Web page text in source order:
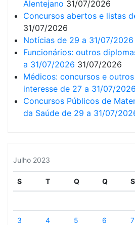
Alentejano 31/07/2026
Concursos abertos e listas
31/07/2026
Notícias de 29 a 31/07/2026
Funcionários: outros
a 31/07/2026 31/07/2026
Médicos: concursos e
interesse de 27 a 31/07/2026
Concursos Públicos de
da Saúde de 29 a 31/07/
Julho 2023
S T Q Q S
3 4 5 6 7